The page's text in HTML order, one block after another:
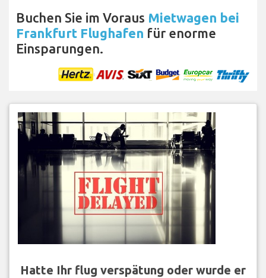
Buchen Sie im Voraus Mietwagen bei
Frankfurt Flughafen für enorme
Einsparungen.
Hatte Ihr flug verspätung oder wurde er